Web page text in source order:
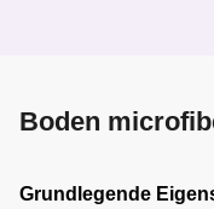
Boden
Grundlegende